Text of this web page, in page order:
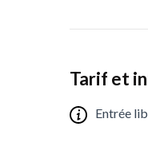
Tarif et
Entrée